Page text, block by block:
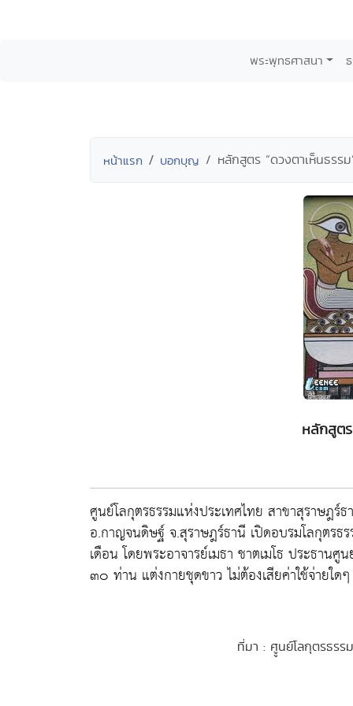
พระพุทธศาสนา
หน้าแรก บอกบุญ หลักสูตร “ดวงตาเห็นธรรม
หลักสูตร
ศูนย์โลกุตรธรรมแห่งประเทศไทย สาขาสุราษ
อ.กาญจนดิษฐ์ จ.สุราษฎร์ธานี เปิดอบรมโลกุตร
เดือน โดยพระอาจารย์เมธา ชาตเมโธ ประธาน
๓๐ ท่าน แต่งกายชุดขาว ไม่ต้องเสียค่าใช้จ่าย
ที่มา : ศููนย์โลกุตรธรร